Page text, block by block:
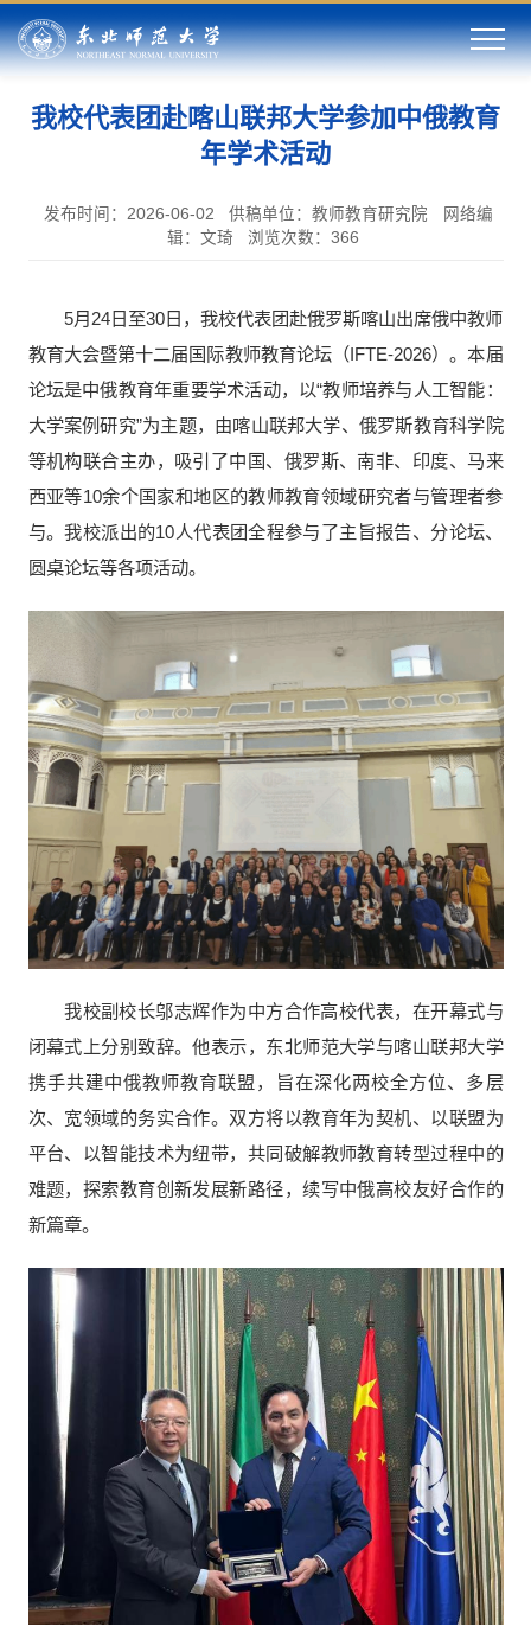
我校代表团赴喀山联邦大学参加中俄教育
年学术活动
发布时间：2026-06-02 供稿单位：教师教育研究院
网络编
辑：文琦
浏览次数：366
5月24日至30日，我校代表团赴俄罗斯喀山出席俄中教师
教育大会暨第十二届国际教师教育论坛（IFTE-2026）。本届
论坛是中俄教育年重要学术活动，以“教师培养与人工智能：
大学案例研究”为主题，由喀山联邦大学、俄罗斯教育科学院
等机构联合主办，吸引了中国、俄罗斯、南非、印度、马来
西亚等10余个国家和地区的教师教育领域研究者与管理者参
与。我校派出的10人代表团全程参与了主旨报告、分论坛、
圆桌论坛等各项活动。
我校副校长邬志辉作为中方合作高校代表，在开幕式与
闭幕式上分别致辞。他表示，东北师范大学与喀山联邦大学
携手共建中俄教师教育联盟，旨在深化两校全方位、多层
次、宽领域的务实合作。双方将以教育年为契机、以联盟为
平台、以智能技术为纽带，共同破解教师教育转型过程中的
难题，探索教育创新发展新路径，续写中俄高校友好合作的
新篇章。